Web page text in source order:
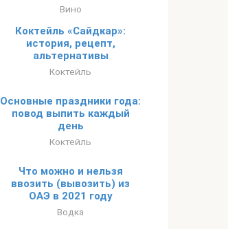
Вино
Коктейль «Сайдкар»:
история, рецепт,
альтернативы
Коктейль
Основные праздники года:
повод выпить каждый
день
Коктейль
Что можно и нельзя
ввозить (вывозить) из
ОАЭ в 2021 году
Водка